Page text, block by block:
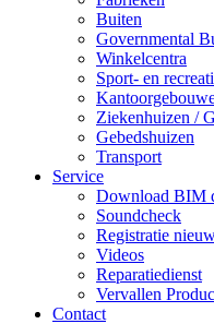
Buiten
Governmental
Winkelcentra
Sport- en
Ziekenhuizen /
Gebedshuizen
Transport
Service
Download BIM
Soundcheck
Registratie
Videos
Reparatiedienst
Vervallen
Contact